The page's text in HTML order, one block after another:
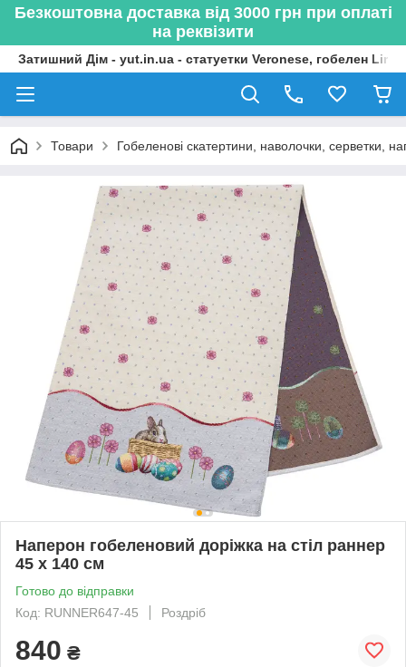
Безкоштовна доставка від 3000 грн при оплаті
на реквізити
Затишний Дім - yut.in.ua - статуетки Veronese, гобелен
Товари Гобеленові скатертини, наволочки, серветки,
Наперон гобеленовий доріжка на стіл раннер
45 х 140 см
Готово до відправки
Код: RUNNER647-45
Роздріб
840 ₴